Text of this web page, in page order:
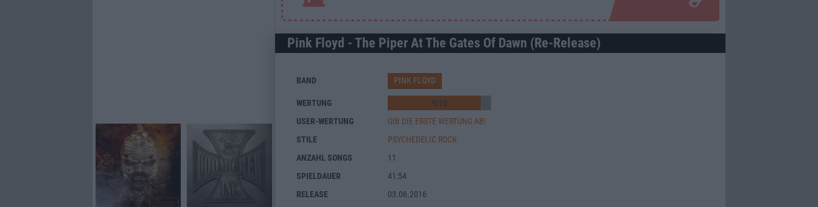
Pink Floyd - The Piper At The Gates Of Dawn (Re-Release)
BAND PINK FLOYD
WERTUNG 9/10
USER-WERTUNG
GIB DIE ERSTE WERTUNG AB!
STILE
PSYCHEDELIC ROCK
ANZAHL SONGS
11
SPIELDAUER
41:54
RELEASE
03.06.2016